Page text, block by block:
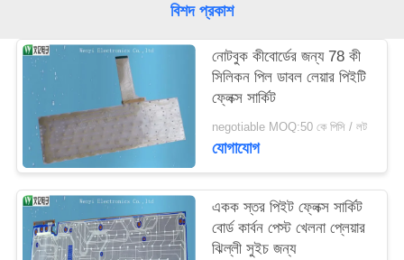
ম্যাপ
PRIVACY
POLICY
বিশদ প্রকাশ
নোটবুক কীবোর্ডের জন্য 78 কী
সিলিকন পিল ডাবল লেয়ার পিইটি
ফ্লেক্স সার্কিট
negotiable MOQ:50 কে পিসি / লট
যোগাযোগ
একক স্তর পিইট ফ্লেক্স সার্কিট
বোর্ড কার্বন পেস্ট খেলনা প্লেয়ার
ঝিল্লী সুইচ জন্য